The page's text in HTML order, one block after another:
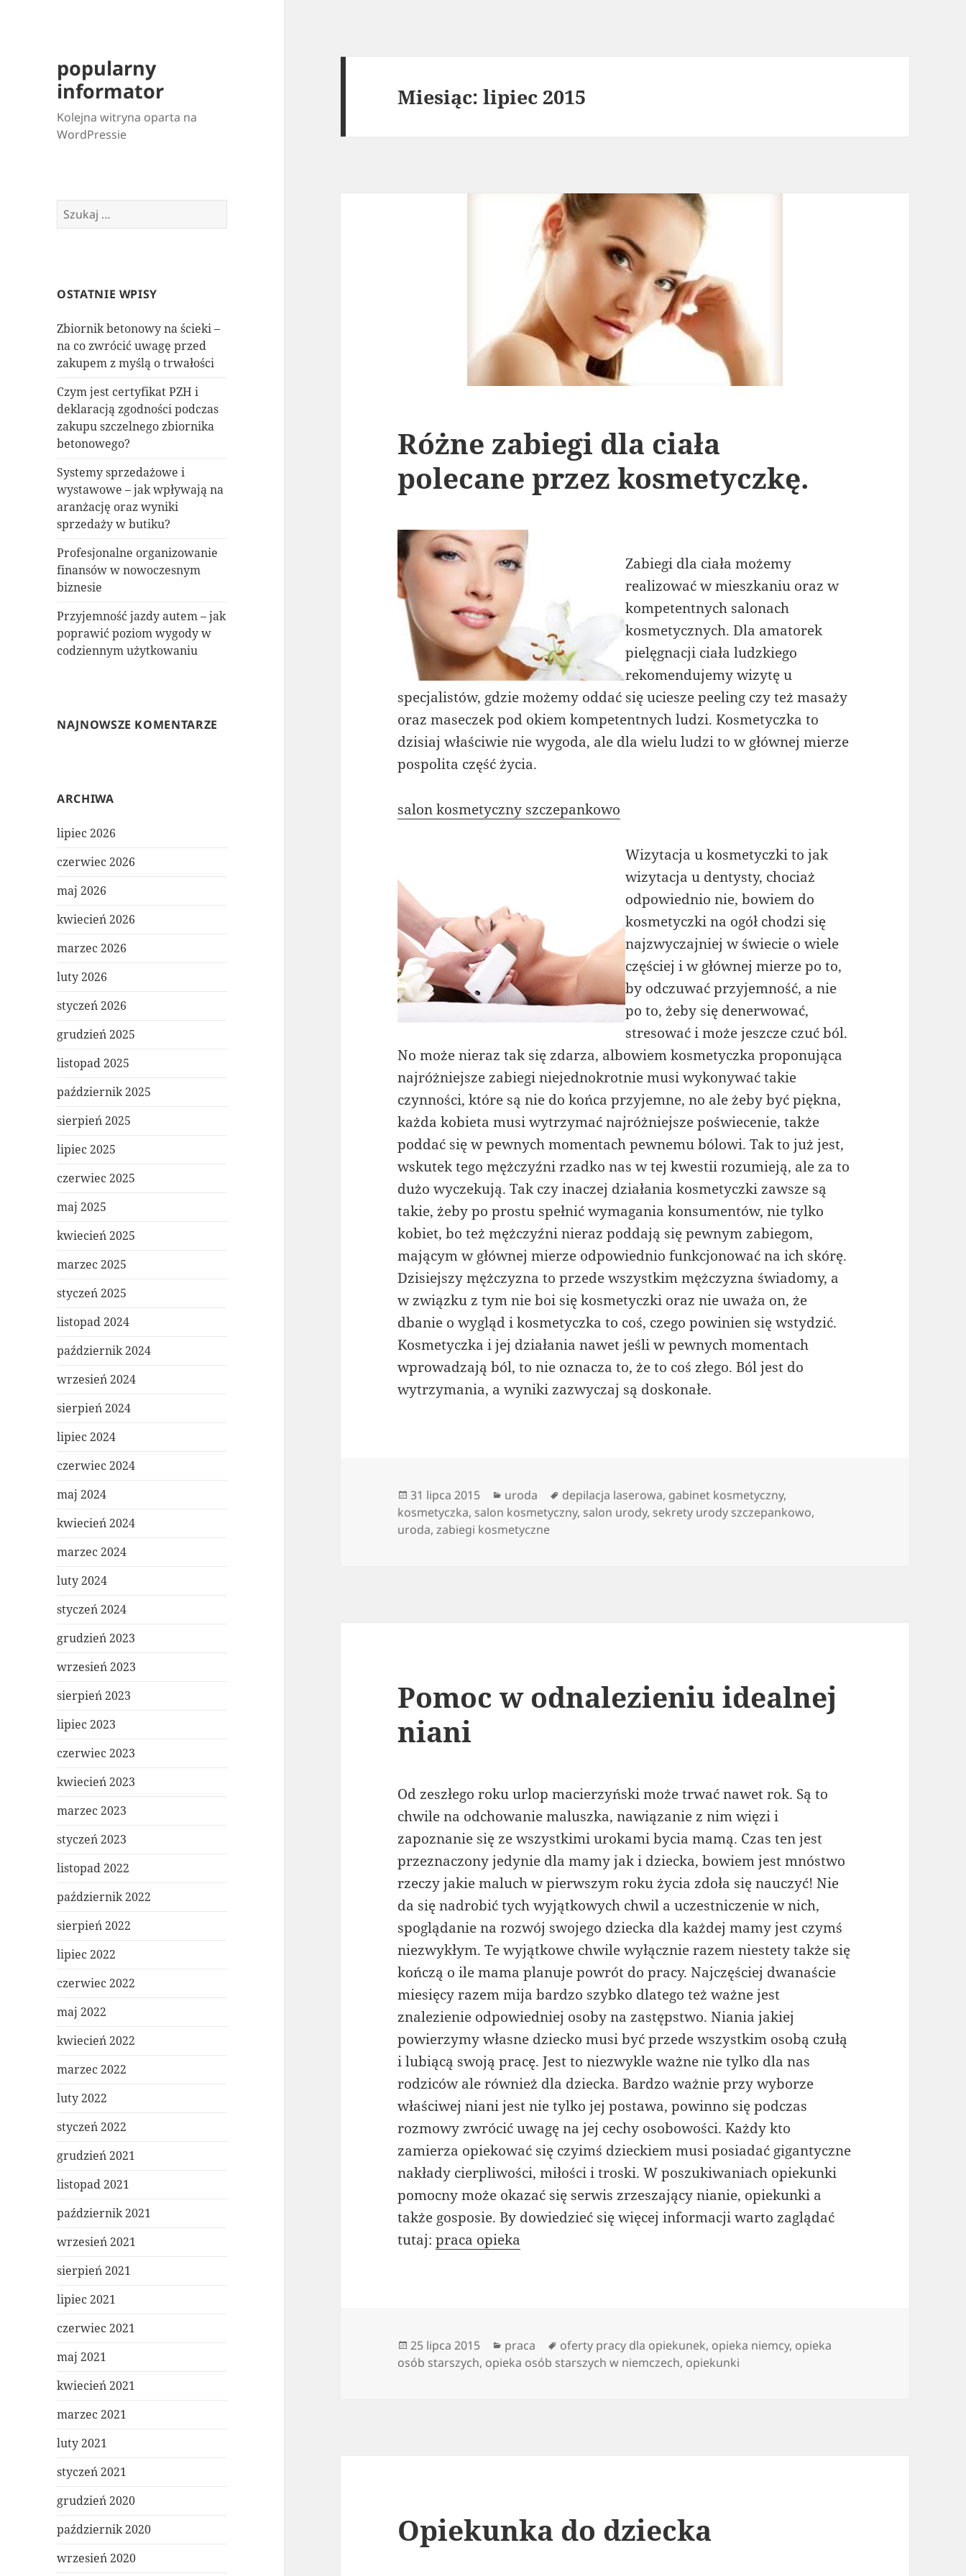
popularny
informator
Kolejna witryna oparta na
WordPressie
Szukaj:
OSTATNIE WPISY
Zbiornik betonowy na ścieki –
na co zwrócić uwagę przed
zakupem z myślą o trwałości
Czym jest certyfikat PZH i
deklaracją zgodności podczas
zakupu szczelnego zbiornika
betonowego?
Systemy sprzedażowe i
wystawowe – jak wpływają na
aranżację oraz wyniki
sprzedaży w butiku?
Profesjonalne organizowanie
finansów w nowoczesnym
biznesie
Przyjemność jazdy autem – jak
poprawić poziom wygody w
codziennym użytkowaniu
NAJNOWSZE KOMENTARZE
ARCHIWA
lipiec 2026
czerwiec 2026
maj 2026
kwiecień 2026
marzec 2026
luty 2026
styczeń 2026
grudzień 2025
listopad 2025
październik 2025
sierpień 2025
lipiec 2025
czerwiec 2025
maj 2025
kwiecień 2025
marzec 2025
styczeń 2025
listopad 2024
październik 2024
wrzesień 2024
sierpień 2024
lipiec 2024
czerwiec 2024
maj 2024
kwiecień 2024
marzec 2024
luty 2024
styczeń 2024
grudzień 2023
wrzesień 2023
sierpień 2023
lipiec 2023
czerwiec 2023
kwiecień 2023
marzec 2023
styczeń 2023
listopad 2022
październik 2022
sierpień 2022
lipiec 2022
czerwiec 2022
maj 2022
kwiecień 2022
marzec 2022
luty 2022
styczeń 2022
grudzień 2021
listopad 2021
październik 2021
wrzesień 2021
sierpień 2021
lipiec 2021
czerwiec 2021
maj 2021
kwiecień 2021
marzec 2021
luty 2021
styczeń 2021
grudzień 2020
październik 2020
wrzesień 2020
Miesiąc:lipiec 2015
Różne zabiegi dla ciała
polecane przez kosmetyczkę.
Zabiegi dla ciała możemy
realizować w mieszkaniu oraz w
kompetentnych salonach
kosmetycznych. Dla amatorek
pielęgnacji ciała ludzkiego
rekomendujemy wizytę u
specjalistów, gdzie możemy oddać się uciesze peeling czy też masaży
oraz maseczek pod okiem kompetentnych ludzi. Kosmetyczka to
dzisiaj właściwie nie wygoda, ale dla wielu ludzi to w głównej mierze
pospolita część życia.
salon kosmetyczny szczepankowo
Wizytacja u kosmetyczki to jak
wizytacja u dentysty, chociaż
odpowiednio nie, bowiem do
kosmetyczki na ogół chodzi się
najzwyczajniej w świecie o wiele
częściej i w głównej mierze po to,
by odczuwać przyjemność, a nie
po to, żeby się denerwować,
stresować i może jeszcze czuć ból.
No może nieraz tak się zdarza, albowiem kosmetyczka proponująca
najróżniejsze zabiegi niejednokrotnie musi wykonywać takie
czynności, które są nie do końca przyjemne, no ale żeby być piękna,
każda kobieta musi wytrzymać najróżniejsze poświecenie, także
poddać się w pewnych momentach pewnemu bólowi. Tak to już jest,
wskutek tego mężczyźni rzadko nas w tej kwestii rozumieją, ale za to
dużo wyczekują. Tak czy inaczej działania kosmetyczki zawsze są
takie, żeby po prostu spełnić wymagania konsumentów, nie tylko
kobiet, bo też mężczyźni nieraz poddają się pewnym zabiegom,
mającym w głównej mierze odpowiednio funkcjonować na ich skórę.
Dzisiejszy mężczyzna to przede wszystkim mężczyzna świadomy, a
w związku z tym nie boi się kosmetyczki oraz nie uważa on, że
dbanie o wygląd i kosmetyczka to coś, czego powinien się wstydzić.
Kosmetyczka i jej działania nawet jeśli w pewnych momentach
wprowadzają ból, to nie oznacza to, że to coś złego. Ból jest do
wytrzymania, a wyniki zazwyczaj są doskonałe.
Data
publikacji
31 lipca 2015 Kategorie
uroda Tagi
depilacja laserowa, gabinet kosmetyczny,
kosmetyczka, salon kosmetyczny, salon urody, sekrety urody szczepankowo,
uroda,zabiegi kosmetyczne
Pomoc w odnalezieniu idealnej
niani
Od zeszłego roku urlop macierzyński może trwać nawet rok. Są to
chwile na odchowanie maluszka, nawiązanie z nim więzi i
zapoznanie się ze wszystkimi urokami bycia mamą. Czas ten jest
przeznaczony jedynie dla mamy jak i dziecka, bowiem jest mnóstwo
rzeczy jakie maluch w pierwszym roku życia zdoła się nauczyć! Nie
da się nadrobić tych wyjątkowych chwil a uczestniczenie w nich,
spoglądanie na rozwój swojego dziecka dla każdej mamy jest czymś
niezwykłym. Te wyjątkowe chwile wyłącznie razem niestety także się
kończą o ile mama planuje powrót do pracy. Najczęściej dwanaście
miesięcy razem mija bardzo szybko dlatego też ważne jest
znalezienie odpowiedniej osoby na zastępstwo. Niania jakiej
powierzymy własne dziecko musi być przede wszystkim osobą czułą
i lubiącą swoją pracę. Jest to niezwykle ważne nie tylko dla nas
rodziców ale również dla dziecka. Bardzo ważnie przy wyborze
właściwej niani jest nie tylko jej postawa, powinno się podczas
rozmowy zwrócić uwagę na jej cechy osobowości. Każdy kto
zamierza opiekować się czyimś dzieckiem musi posiadać gigantyczne
nakłady cierpliwości, miłości i troski. W poszukiwaniach opiekunki
pomocny może okazać się serwis zrzeszający nianie, opiekunki a
także gosposie. By dowiedzieć się więcej informacji warto zaglądać
tutaj:praca opieka
Data
publikacji
25 lipca 2015 Kategorie
praca Tagi
oferty pracy dla opiekunek, opieka niemcy, opieka
osób starszych, opieka osób starszych w niemczech, opiekunki
Opiekunka do dziecka